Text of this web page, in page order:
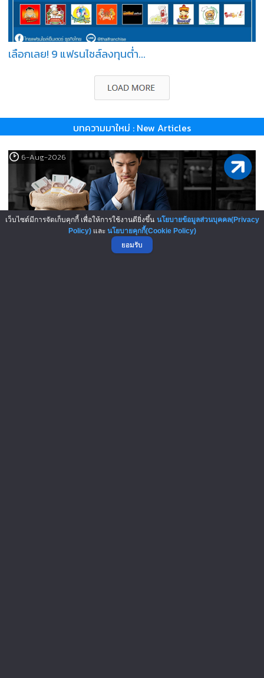
เลือกเลย! 9 แฟรนไชส์ลงทุนต่ำ...
บทความมาใหม่ : New Articles
6-Aug-2026
เว็บไซต์มีการจัดเก็บคุกกี้ เพื่อให้การใช้งานดียิ่งขึ้น นโยบายข้อมูลส่วนบุคคล(Privacy
Policy)และ นโยบายคุกกี้(Cookie Policy)
ยอมรับ